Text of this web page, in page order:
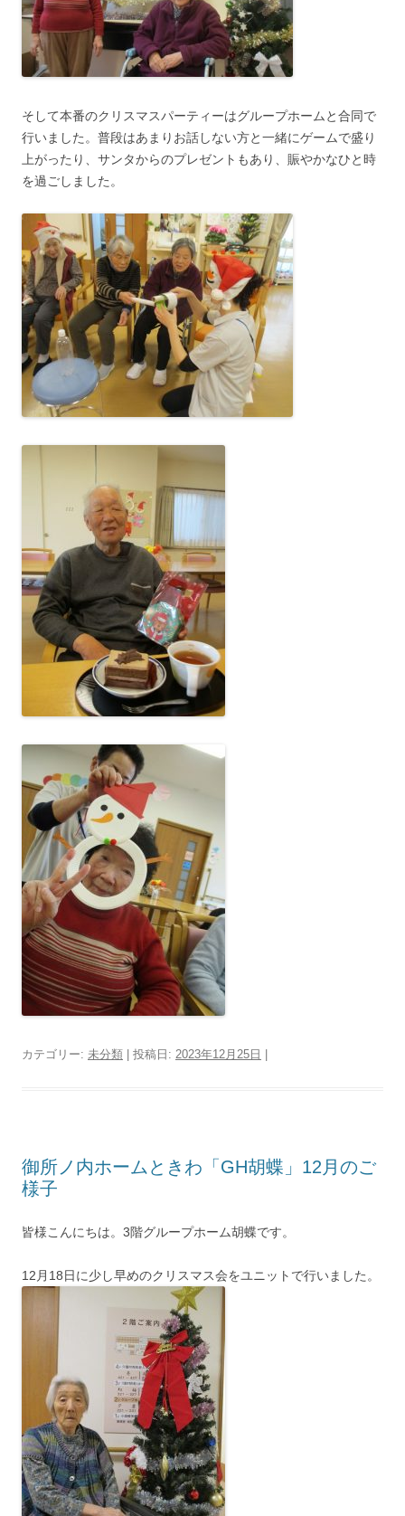
そして本番のクリスマスパーティーはグループホームと合同で
行いました。普段はあまりお話しない方と一緒にゲームで盛り
上がったり、サンタからのプレゼントもあり、賑やかなひと時
を過ごしました。
カテゴリー: 未分類 | 投稿日: 2023年12月25日
御所ノ内ホームときわ「GH胡蝶」12月のご
様子
皆様こんにちは。3階グループホーム胡蝶です。
12月18日に少し早めのクリスマス会をユニットで行いました。